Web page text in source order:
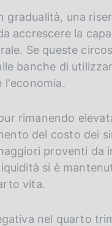
gradualità, una
accrescere la
Se queste
banche di
l'economia.
rimanendo
del costo dei
proventi da
si è
vita.
nel quarto